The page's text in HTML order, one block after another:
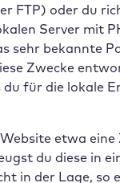
FTP) oder du
Server mit
sehr bekannte
Zwecke
für die lokale
etwa eine
du diese in
in der Lage, so